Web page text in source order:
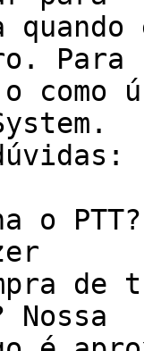
Para
o
de
Nossa